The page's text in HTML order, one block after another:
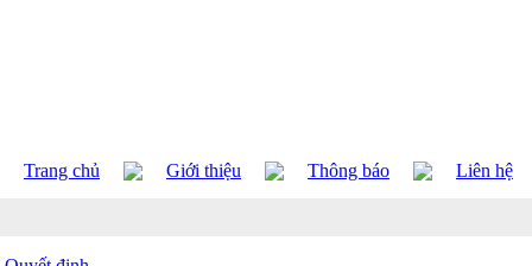
Trang chủ Giới thiệu Thông báo Liên hệ